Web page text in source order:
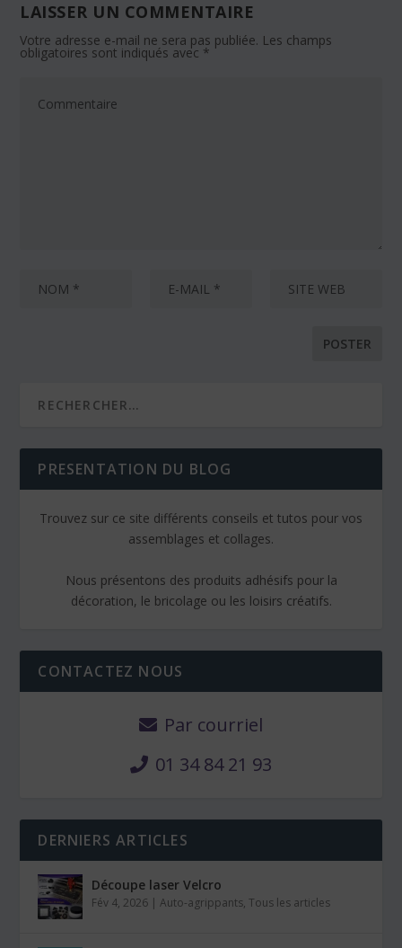
LAISSER UN COMMENTAIRE
Votre adresse e-mail ne sera pas publiée. Les champs
obligatoires sont indiqués avec *
PRESENTATION DU BLOG
Trouvez sur ce site différents conseils et tutos pour vos
assemblages et collages.
Nous présentons des produits adhésifs pour la
décoration, le bricolage ou les loisirs créatifs.
CONTACTEZ NOUS
Par courriel
01 34 84 21 93
DERNIERS ARTICLES
Découpe laser Velcro
Fév 4, 2026 |Auto-agrippants,Tous les articles